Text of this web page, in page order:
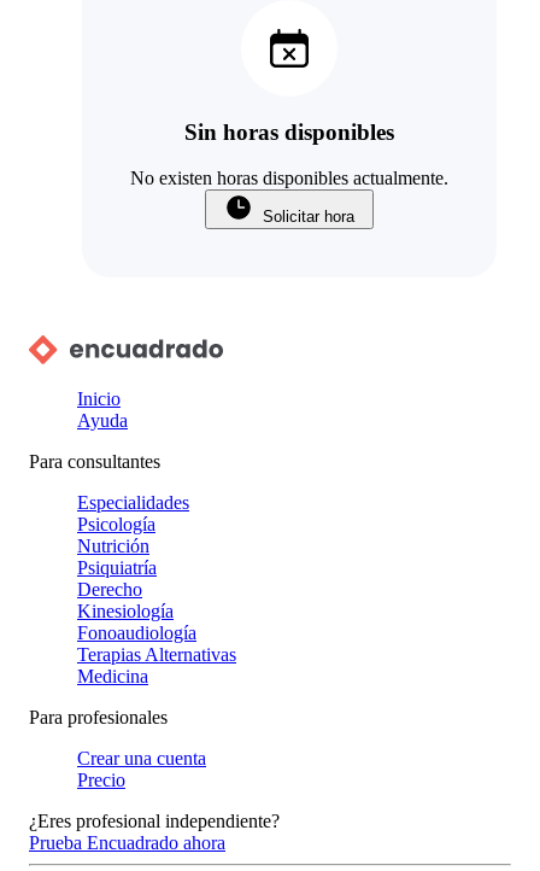
Sin horas disponibles
No existen horas disponibles actualmente.
Solicitar hora
Inicio
Ayuda
Para consultantes
Especialidades
Psicología
Nutrición
Psiquiatría
Derecho
Kinesiología
Fonoaudiología
Terapias Alternativas
Medicina
Para profesionales
Crear una cuenta
Precio
¿Eres profesional independiente?
Prueba Encuadrado ahora